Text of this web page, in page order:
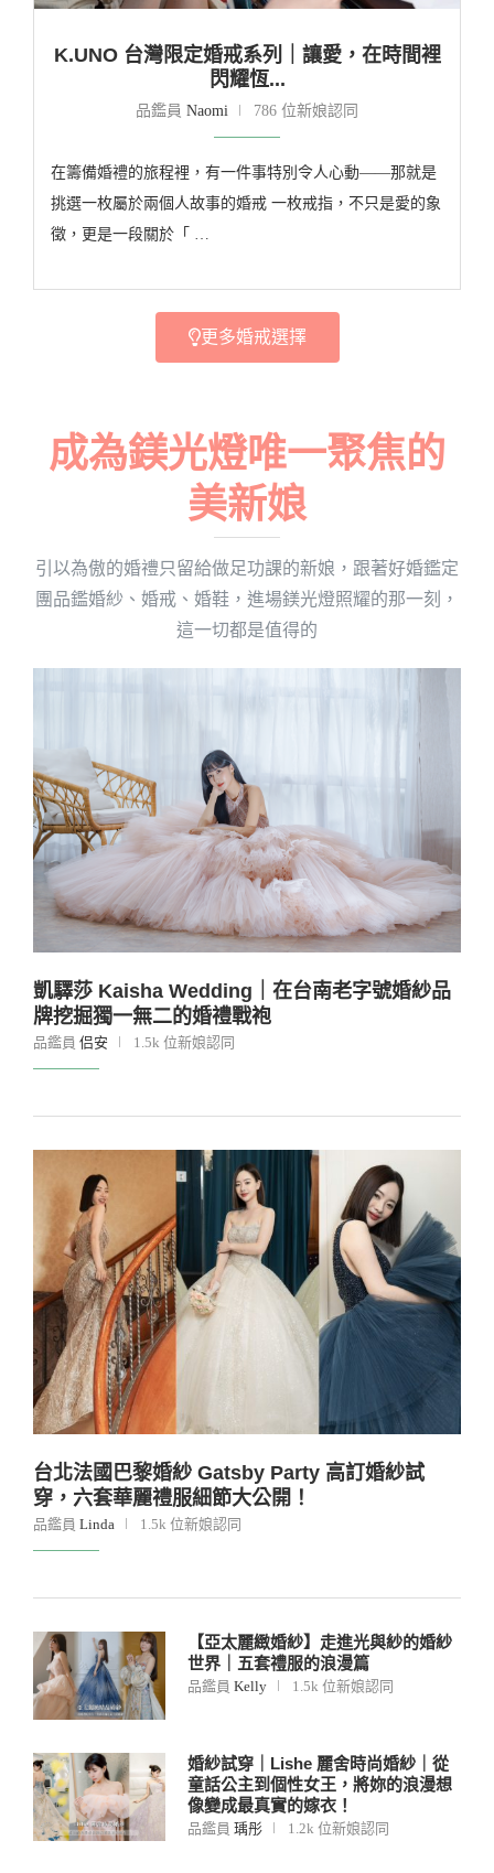
K.UNO 台灣限定婚戒系列｜讓愛，在時間裡
閃耀恆...
品鑑員 Naomi 786 位新娘認同
在籌備婚禮的旅程裡，有一件事特別令人心動——那就是
挑選一枚屬於兩個人故事的婚戒 一枚戒指，不只是愛的象
徵，更是一段關於「 …
更多婚戒選擇
成為鎂光燈唯一聚焦的
美新娘
引以為傲的婚禮只留給做足功課的新娘，跟著好婚鑑定
團品鑑婚紗、婚戒、婚鞋，進場鎂光燈照耀的那一刻，
這一切都是值得的
凱驛莎 Kaisha Wedding｜在台南老字號婚紗品
牌挖掘獨一無二的婚禮戰袍
品鑑員 侣安 1.5k 位新娘認同
台北法國巴黎婚紗 Gatsby Party 高訂婚紗試
穿，六套華麗禮服細節大公開！
品鑑員 Linda 1.5k 位新娘認同
【亞太麗緻婚紗】走進光與紗的婚紗
世界｜五套禮服的浪漫篇
品鑑員 Kelly 1.5k 位新娘認同
婚紗試穿｜Lishe 麗舍時尚婚紗｜從
童話公主到個性女王，將妳的浪漫想
像變成最真實的嫁衣！
品鑑員 瑀彤 1.2k 位新娘認同